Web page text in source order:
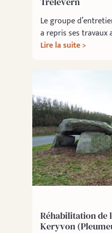
Le groupe
a repris ses travaux
Lire la suite >
Réhabilitation de
Keryvon